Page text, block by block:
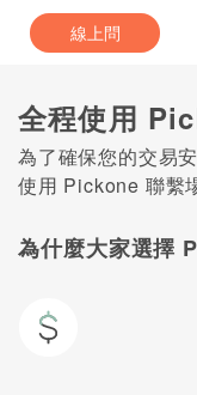
線上問
全程使用
為了確保您的交易
使用 Pickone 聯繫
為什麼大家選擇